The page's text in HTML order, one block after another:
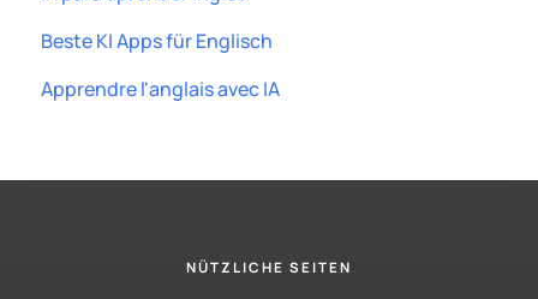
Beste KI Apps für Englisch
Apprendre l'anglais avec IA
NÜTZLICHE SEITEN